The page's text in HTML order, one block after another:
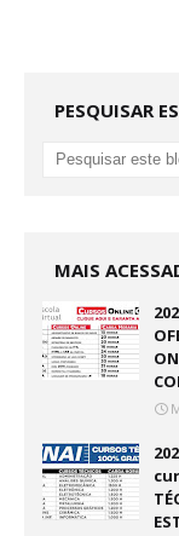
PESQUISAR
MAIS